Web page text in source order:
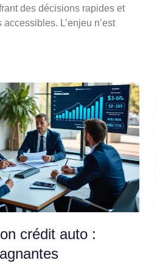
des décisions rapides et
L’enjeu n’est
crédit auto :